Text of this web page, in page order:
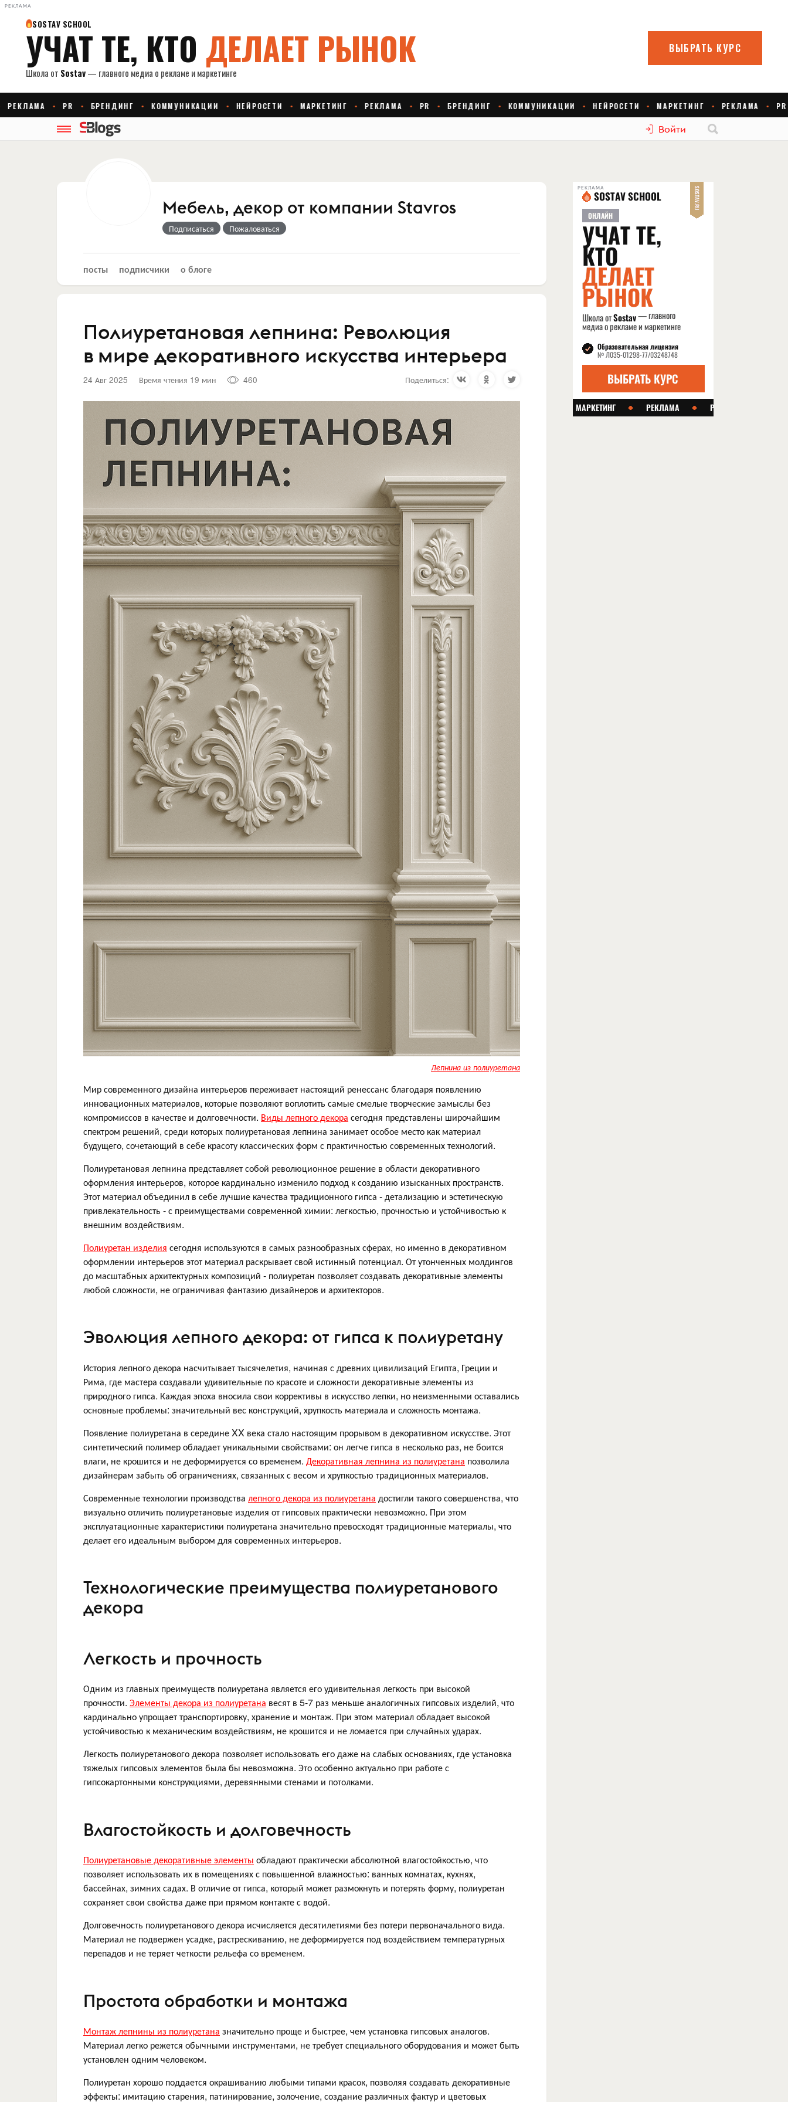
РЕКЛАМА
Войти
Мебель, декор от компании Stavros
Подписаться Пожаловаться
посты подписчики о блоге
Полиуретановая лепнина: Революция
в мире декоративного искусства интерьера
24 Авг 2025 Время чтения 19 мин 460 Поделиться:
Лепнина из полиуретана
Мир современного дизайна интерьеров переживает настоящий ренессанс благодаря появлению
инновационных материалов, которые позволяют воплотить самые смелые творческие замыслы без
компромиссов в качестве и долговечности. Виды лепного декора сегодня представлены широчайшим
спектром решений, среди которых полиуретановая лепнина занимает особое место как материал
будущего, сочетающий в себе красоту классических форм с практичностью современных технологий.
Полиуретановая лепнина представляет собой революционное решение в области декоративного
оформления интерьеров, которое кардинально изменило подход к созданию изысканных пространств.
Этот материал объединил в себе лучшие качества традиционного гипса - детализацию и эстетическую
привлекательность - с преимуществами современной химии: легкостью, прочностью и устойчивостью к
внешним воздействиям.
Полиуретан изделия сегодня используются в самых разнообразных сферах, но именно в декоративном
оформлении интерьеров этот материал раскрывает свой истинный потенциал. От утонченных молдингов
до масштабных архитектурных композиций - полиуретан позволяет создавать декоративные элементы
любой сложности, не ограничивая фантазию дизайнеров и архитекторов.
Эволюция лепного декора: от гипса к полиуретану
История лепного декора насчитывает тысячелетия, начиная с древних цивилизаций Египта, Греции и
Рима, где мастера создавали удивительные по красоте и сложности декоративные элементы из
природного гипса. Каждая эпоха вносила свои коррективы в искусство лепки, но неизменными оставались
основные проблемы: значительный вес конструкций, хрупкость материала и сложность монтажа.
Появление полиуретана в середине XX века стало настоящим прорывом в декоративном искусстве. Этот
синтетический полимер обладает уникальными свойствами: он легче гипса в несколько раз, не боится
влаги, не крошится и не деформируется со временем. Декоративная лепнина из полиуретана позволила
дизайнерам забыть об ограничениях, связанных с весом и хрупкостью традиционных материалов.
Современные технологии производства лепного декора из полиуретана достигли такого совершенства, что
визуально отличить полиуретановые изделия от гипсовых практически невозможно. При этом
эксплуатационные характеристики полиуретана значительно превосходят традиционные материалы, что
делает его идеальным выбором для современных интерьеров.
Технологические преимущества полиуретанового
декора
Легкость и прочность
Одним из главных преимуществ полиуретана является его удивительная легкость при высокой
прочности. Элементы декора из полиуретана весят в 5-7 раз меньше аналогичных гипсовых изделий, что
кардинально упрощает транспортировку, хранение и монтаж. При этом материал обладает высокой
устойчивостью к механическим воздействиям, не крошится и не ломается при случайных ударах.
Легкость полиуретанового декора позволяет использовать его даже на слабых основаниях, где установка
тяжелых гипсовых элементов была бы невозможна. Это особенно актуально при работе с
гипсокартонными конструкциями, деревянными стенами и потолками.
Влагостойкость и долговечность
Полиуретановые декоративные элементы обладают практически абсолютной влагостойкостью, что
позволяет использовать их в помещениях с повышенной влажностью: ванных комнатах, кухнях,
бассейнах, зимних садах. В отличие от гипса, который может размокнуть и потерять форму, полиуретан
сохраняет свои свойства даже при прямом контакте с водой.
Долговечность полиуретанового декора исчисляется десятилетиями без потери первоначального вида.
Материал не подвержен усадке, растрескиванию, не деформируется под воздействием температурных
перепадов и не теряет четкости рельефа со временем.
Простота обработки и монтажа
Монтаж лепнины из полиуретана значительно проще и быстрее, чем установка гипсовых аналогов.
Материал легко режется обычными инструментами, не требует специального оборудования и может быть
установлен одним человеком.
Полиуретан хорошо поддается окрашиванию любыми типами красок, позволяя создавать декоративные
эффекты: имитацию старения, патинирование, золочение, создание различных фактур и цветовых
РЕКЛАМА